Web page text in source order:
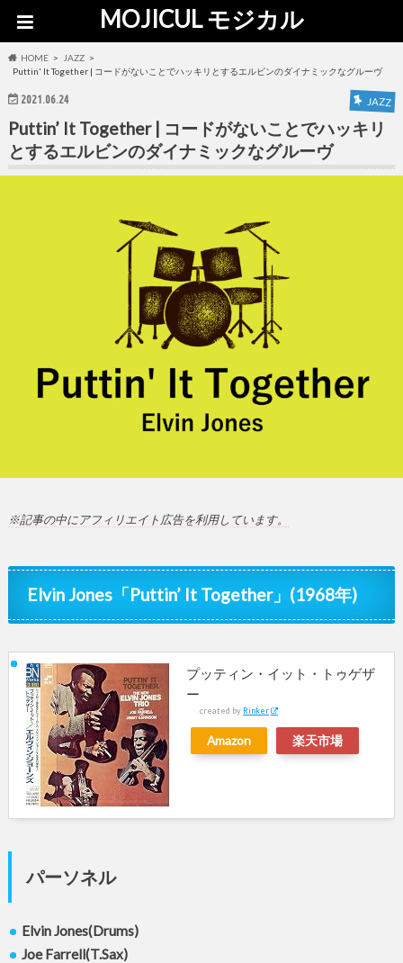
MOJICUL モジカル
HOME
JAZZ
Puttin' It Together | コードがないことでハッキリとするエルビンのダイナミックなグルーヴ
2021.06.24 JAZZ
Puttin’ It Together | コードがないことでハッキリ
とするエルビンのダイナミックなグルーヴ
※記事の中にアフィリエイト広告を利用しています。
Elvin Jones「Puttin’ It Together」(1968年)
プッティン・イット・トゥゲザ
ー
created by Rinker
Amazon 楽天市場
パーソネル
Elvin Jones(Drums)
Joe Farrell(T.Sax)